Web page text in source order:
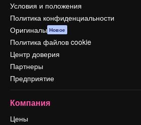
Условия и положения
Политика конфиденциальности
Оригиналы Новое
Политика файлов cookie
Центр доверия
Партнеры
Предприятие
Компания
Цены